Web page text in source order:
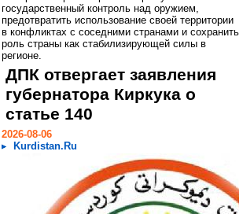
государственный контроль над оружием,
предотвратить использование своей территории
в конфликтах с соседними странами и сохранить
роль страны как стабилизирующей силы в
регионе.
ДПК отвергает заявления
губернатора Киркука о
статье 140
2026-08-06
Kurdistan.Ru